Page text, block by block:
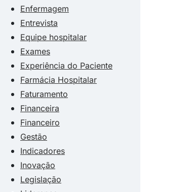
Enfermagem
Entrevista
Equipe hospitalar
Exames
Experiência do Paciente
Farmácia Hospitalar
Faturamento
Financeira
Financeiro
Gestão
Indicadores
Inovação
Legislação